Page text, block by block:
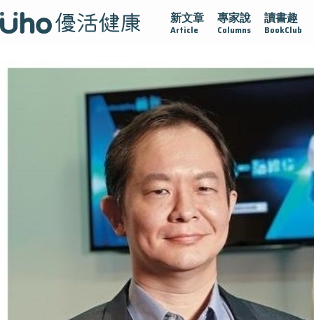
新文章
Article
專家說
Columns
讀書趣
BookClub
疫情保衛戰 再生醫學 愛的未來視 認識攝護腺肥大